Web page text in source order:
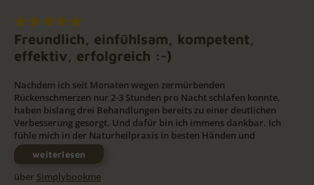
Freundlich, einfühlsam, kompetent,
effektiv, erfolgreich :-)
Nachdem ich seit Monaten wegen zermürbenden
Rückenschmerzen nur 2-3 Stunden pro Nacht schlafen konnte,
haben bislang drei Behandlungen bereits zu einer deutlichen
Verbesserung gesorgt. Und dafür bin ich immens dankbar. Ich
fühle mich in der Naturheilpraxis in besten Händen und
weiterlesen
über Simplybookme